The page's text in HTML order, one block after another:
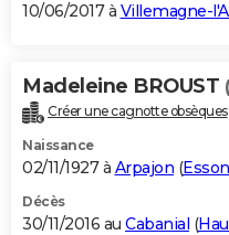
10/06/2017 à Villemagne-
Madeleine BROUST
Créer une cagnotte obsèques
Naissance
02/11/1927 à Arpajon (
Décès
30/11/2016 au Cabanial (